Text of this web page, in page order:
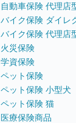
自動車保険 代理店
バイク保険 ダイレ
バイク保険 代理店
火災保険
学資保険
ペット保険
ペット保険 小型犬
ペット保険 猫
医療保険商品